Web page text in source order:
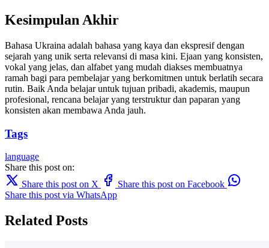
Kesimpulan Akhir
Bahasa Ukraina adalah bahasa yang kaya dan ekspresif dengan
sejarah yang unik serta relevansi di masa kini. Ejaan yang konsisten,
vokal yang jelas, dan alfabet yang mudah diakses membuatnya
ramah bagi para pembelajar yang berkomitmen untuk berlatih secara
rutin. Baik Anda belajar untuk tujuan pribadi, akademis, maupun
profesional, rencana belajar yang terstruktur dan paparan yang
konsisten akan membawa Anda jauh.
Tags
language
Share this post on:
Share this post on X
Share this post on Facebook
Share this post via WhatsApp
Related Posts